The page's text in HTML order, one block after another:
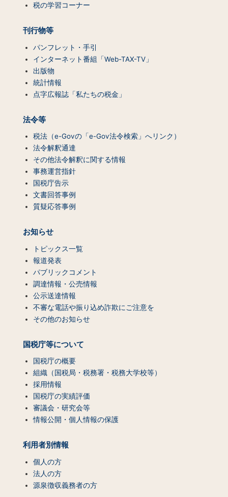
税の学習コーナー
刊行物等
パンフレット・手引
インターネット番組「Web-TAX-TV」
出版物
統計情報
点字広報誌「私たちの税金」
法令等
税法（e-Govの「e-Gov法令検索」へリンク）
法令解釈通達
その他法令解釈に関する情報
事務運営指針
国税庁告示
文書回答事例
質疑応答事例
お知らせ
トピックス一覧
報道発表
パブリックコメント
調達情報・公売情報
公示送達情報
不審な電話や振り込め詐欺にご注意を
その他のお知らせ
国税庁等について
国税庁の概要
組織（国税局・税務署・税務大学校等）
採用情報
国税庁の実績評価
審議会・研究会等
情報公開・個人情報の保護
利用者別情報
個人の方
法人の方
源泉徴収義務者の方